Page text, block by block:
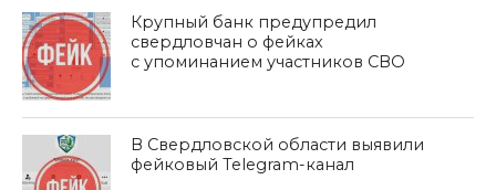
Крупный банк предупредил
свердловчан о фейках
с упоминанием участников СВО
В Свердловской области выявили
фейковый Telegram-канал